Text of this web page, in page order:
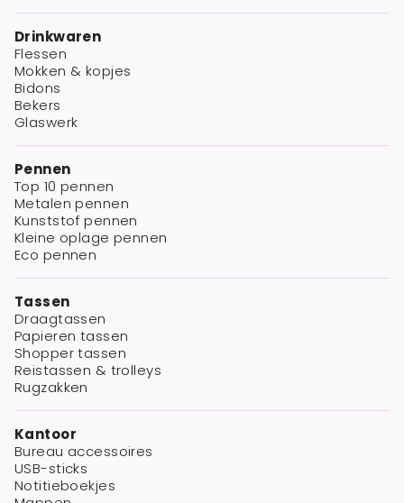
Drinkwaren
Flessen
Mokken & kopjes
Bidons
Bekers
Glaswerk
Pennen
Top 10 pennen
Metalen pennen
Kunststof pennen
Kleine oplage pennen
Eco pennen
Tassen
Draagtassen
Papieren tassen
Shopper tassen
Reistassen & trolleys
Rugzakken
Kantoor
Bureau accessoires
USB-sticks
Notitieboekjes